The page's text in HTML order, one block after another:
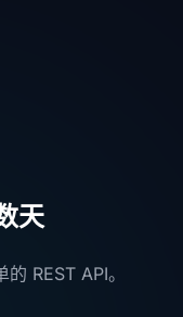
天
REST API。